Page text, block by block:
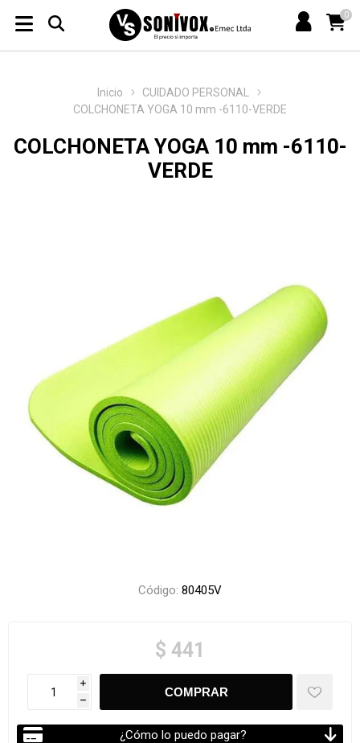
0
Inicio
CUIDADO PERSONAL
COLCHONETA YOGA 10 mm -6110-VERDE
COLCHONETA YOGA 10 mm -6110-
VERDE
Código: 80405V
$ 441
i
h
¿Cómo lo puedo pagar?